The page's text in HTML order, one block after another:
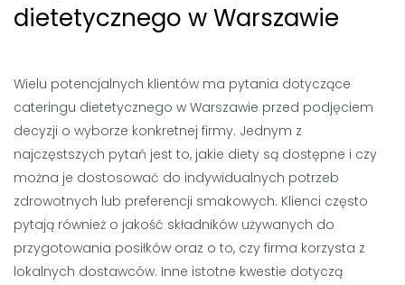
dietetycznego w Warszawie
Wielu potencjalnych klientów ma pytania dotyczące
cateringu dietetycznego w Warszawie przed podjęciem
decyzji o wyborze konkretnej firmy. Jednym z
najczęstszych pytań jest to, jakie diety są dostępne i czy
można je dostosować do indywidualnych potrzeb
zdrowotnych lub preferencji smakowych. Klienci często
pytają również o jakość składników używanych do
przygotowania posiłków oraz o to, czy firma korzysta z
lokalnych dostawców. Inne istotne kwestie dotyczą